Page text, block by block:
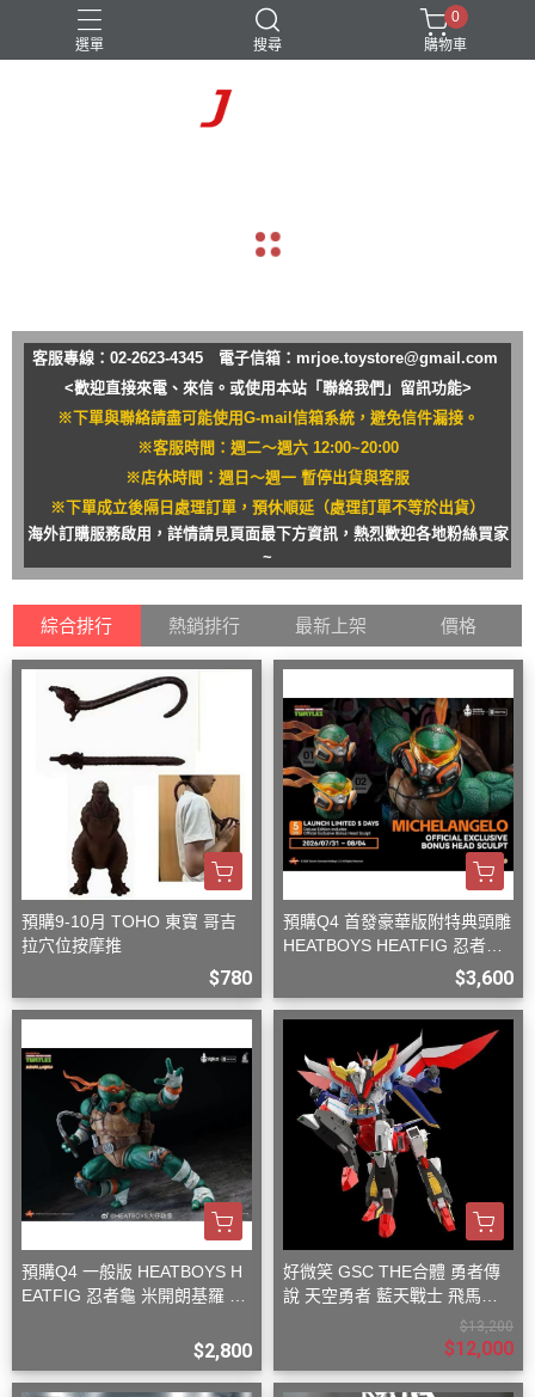
選單 搜尋
0
購物車
客服專線：02-2623-4345 電子信箱： mrjoe.toystore@gmail.com
<歡迎直接來電、來信。或使用本站「聯絡我們」留訊功能>
※下單與聯絡請盡可能使用G-mail信箱系統，避免信件漏接。
※客服時間：週二～週六 12:00~20:00
※店休時間：週日～週一 暫停出貨與客服
※下單成立後隔日處理訂單，預休順延（處理訂單不等於出貨）
海外訂購服務啟用，詳情請見頁面最下方資訊，熱烈歡迎各地粉絲買家
~
綜合排行 熱銷排行 最新上架 價格
預購9-10月 TOHO 東寶 哥吉
拉穴位按摩推
$780
預購Q4 首發豪華版附特典頭雕
HEATBOYS HEATFIG 忍者龜
$3,600
預購Q4 一般版 HEATBOYS H
EATFIG 忍者龜 米開朗基羅 1/
$2,800
好微笑 GSC THE合體 勇者傳
說 天空勇者 藍天戰士 飛馬戰
$13,200
$12,000